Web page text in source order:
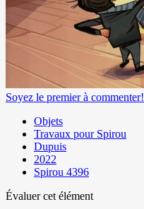
Soyez le premier à commenter!
Objets
Travaux pour Spirou
Dupuis
2022
Spirou 4396
Évaluer cet élément